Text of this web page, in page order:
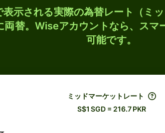
示される実際の為替レート（ミッ
両替。Wiseアカウントなら、スマ
可能です。
ミッドマーケットレート
S$1 SGD = 216.7 PKR